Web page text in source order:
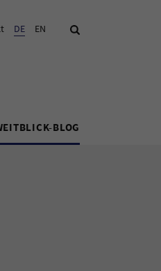
Aktuelle Sprache:
DE EN Suche
BLOG